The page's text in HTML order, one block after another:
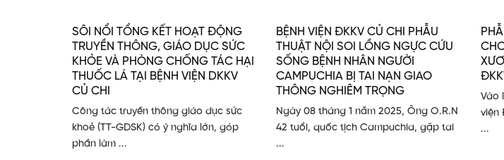
SÔI NỔI TỔNG KẾT HOẠT ĐỘNG
TRUYỀN THÔNG, GIÁO DỤC SỨC
KHỎE VÀ PHÒNG CHỐNG TÁC HẠI
THUỐC LÁ TẠI BỆNH VIỆN DKKV
CỦ CHI
Công tác truyền thông giáo dục sức
khoẻ (TT-GDSK) có ý nghĩa lớn, góp
phần làm ...
BỆNH VIỆN ĐKKV CỦ CHI PHẪU
THUẬT NỘI SOI LỒNG NGỰC CỨU
SỐNG BỆNH NHÂN NGƯỜI
CAMPUCHIA BỊ TAI NẠN GIAO
THÔNG NGHIÊM TRỌNG
Ngày 08 tháng 1 năm 2025, Ông O.R.N
42 tuổi, quốc tịch Campuchia, gặp tai
...
Vào
viện
...